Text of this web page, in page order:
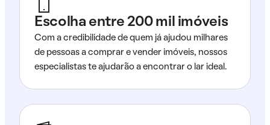
Escolha entre 200 mil imóveis
Com a credibilidade de quem já ajudou milhares
de pessoas a comprar e vender imóveis, nossos
especialistas te ajudarão a encontrar o lar ideal.